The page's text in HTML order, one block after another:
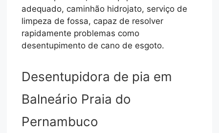
adequado, caminhão hidrojato, serviço de
limpeza de fossa, capaz de resolver
rapidamente problemas como
desentupimento de cano de esgoto.
Desentupidora de pia em
Balneário Praia do
Pernambuco